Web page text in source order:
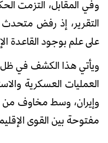
وفي المقابل، التزمت
التقرير، إذ رفض
على علم بوجود القاعدة
ويأتي هذا الكشف في ظل
العمليات العسكرية
وإيران، وسط مخاوف من
مفتوحة بين القوى